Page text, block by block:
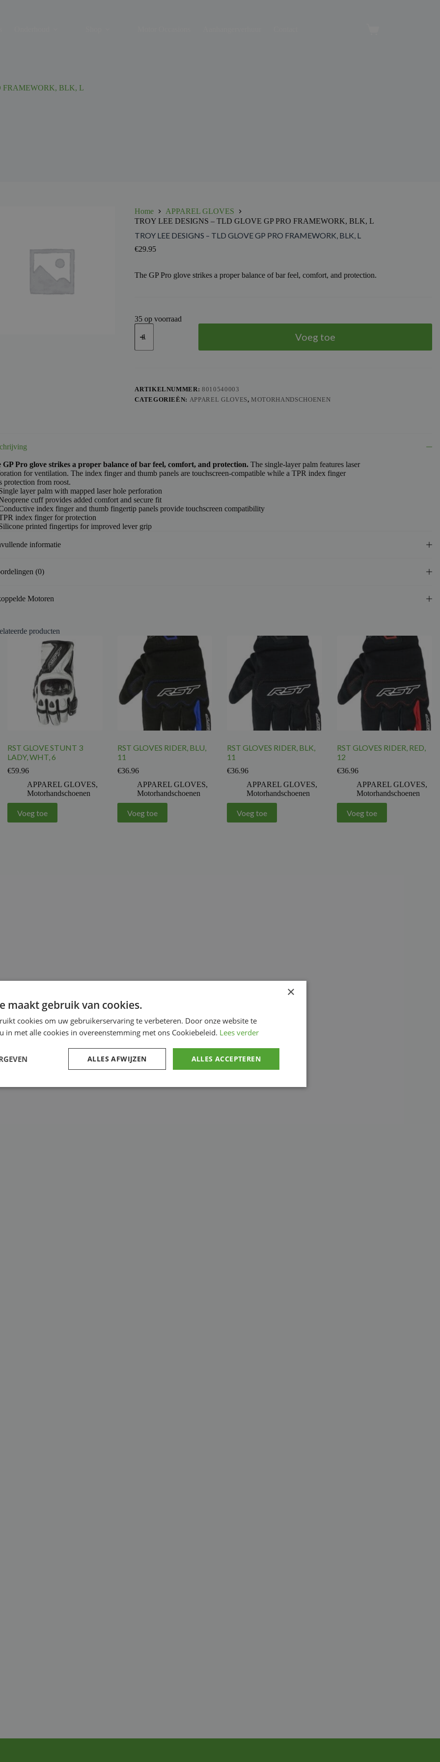
FRAMEWORK, BLK, L
Home
APPAREL GLOVES
TROY LEE DESIGNS – TLD GLOVE GP PRO FRAMEWORK, BLK, L
TROY LEE DESIGNS – TLD GLOVE GP PRO FRAMEWORK, BLK, L
€29.95
The GP Pro glove strikes a proper balance of bar feel, comfort, and protection.
35 op voorraad
TROY
LEE
-
PRO
FRAMEWORK,
BLK,
Voeg toe
ARTIKELNUMMER:8010540003
CATEGORIEËN: APPAREL GLOVES, MOTORHANDSCHOENEN
GP Pro glove strikes a proper balance of bar feel, comfort, and protection.The single-layer palm features laser
for ventilation. The index finger and thumb panels are touchscreen-compatible while a TPR index finger
protection from roost.
layer palm with mapped laser hole perforation
cuff provides added comfort and secure fit
index finger and thumb fingertip panels provide touchscreen compatibility
index finger for protection
printed fingertips for improved lever grip
informatie
(0)
Motoren
producten
RST GLOVE STUNT 3
LADY, WHT, 6
€59.96
APPAREL GLOVES,
Motorhandschoenen
Voeg toe
RST GLOVES RIDER, BLU,
11
€36.96
APPAREL GLOVES,
Motorhandschoenen
Voeg toe
RST GLOVES RIDER, BLK,
11
€36.96
APPAREL GLOVES,
Motorhandschoenen
Voeg toe
RST GLOVES RIDER, RED,
12
€36.96
APPAREL GLOVES,
Motorhandschoenen
Voeg toe
×
maakt gebruik van cookies.
cookies om uw gebruikerservaring te verbeteren. Door onze website te
in met alle cookies in overeenstemming met ons Cookiebeleid. Lees verder
ALLES ACCEPTEREN
ALLES AFWIJZEN